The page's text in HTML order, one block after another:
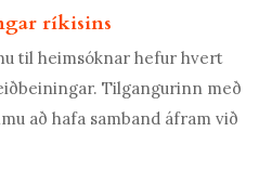
ríkisins
til heimsóknar hefur hvert
Tilgangurinn með
að hafa samband áfram við